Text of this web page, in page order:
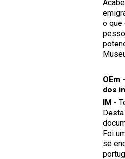
o que
OEm
dos
IM -
Foi
se